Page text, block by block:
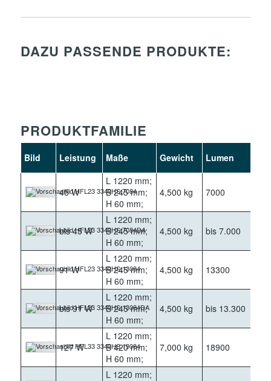
DAZU PASSENDE PRODUKTE:
PRODUKTFAMILIE
Bild Leistung Maße Gewicht Lumen
45 W
L 1220 mm;
B 245 mm;
H 60 mm;
4,500 kg 7000
bis 45 W
L 1220 mm;
B 245 mm;
H 60 mm;
4,500 kg bis 7.000
91 W
L 1220 mm;
B 245 mm;
H 60 mm;
4,500 kg 13300
bis 91 W
L 1220 mm;
B 245 mm;
H 60 mm;
4,500 kg bis 13.300
127 W
L 1220 mm;
B 420 mm;
H 60 mm;
7,000 kg 18900
L 1220 mm;